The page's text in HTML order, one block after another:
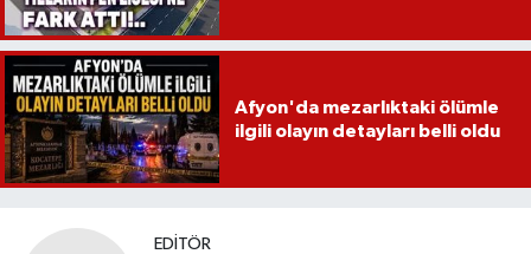
Afyon'da mezarlıktaki ölümle
ilgili olayın detayları belli oldu
EDITÖR